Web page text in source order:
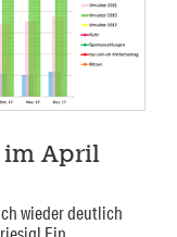
im April
wieder deutlich